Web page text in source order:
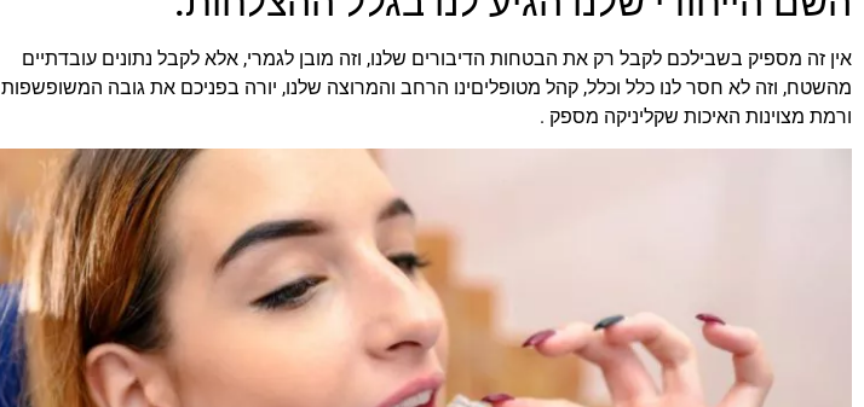
אין זה מספיק בשבילכם לקבל רק את הבטחות הדיבורים שלנו, וזה מובן לגמרי, אלא לקבל נתונים עובדתיים
מהשטח, וזה לא חסר לנו כלל וכלל, קהל מטופליםינו הרחב והמרוצה שלנו, יורה בפניכם את גובה המשופשפות
ורמת מצוינות האיכות שקליניקה מספק .